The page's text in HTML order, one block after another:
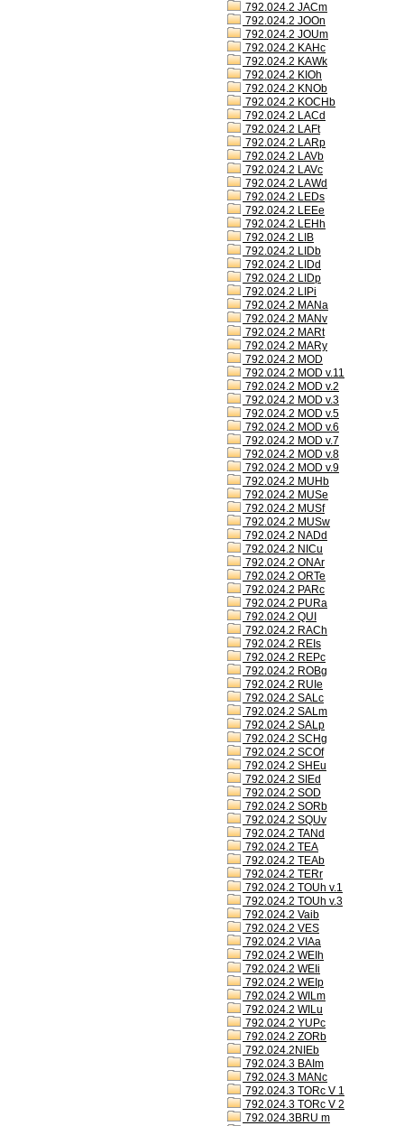
792.024.2 JACm
792.024.2 JOOn
792.024.2 JOUm
792.024.2 KAHc
792.024.2 KAWk
792.024.2 KIOh
792.024.2 KNOb
792.024.2 KOCHb
792.024.2 LACd
792.024.2 LAFt
792.024.2 LARp
792.024.2 LAVb
792.024.2 LAVc
792.024.2 LAWd
792.024.2 LEDs
792.024.2 LEEe
792.024.2 LEHh
792.024.2 LIB
792.024.2 LIDb
792.024.2 LIDd
792.024.2 LIDp
792.024.2 LIPi
792.024.2 MANa
792.024.2 MANv
792.024.2 MARt
792.024.2 MARy
792.024.2 MOD
792.024.2 MOD v.11
792.024.2 MOD v.2
792.024.2 MOD v.3
792.024.2 MOD v.5
792.024.2 MOD v.6
792.024.2 MOD v.7
792.024.2 MOD v.8
792.024.2 MOD v.9
792.024.2 MUHb
792.024.2 MUSe
792.024.2 MUSf
792.024.2 MUSw
792.024.2 NADd
792.024.2 NICu
792.024.2 ONAr
792.024.2 ORTe
792.024.2 PARc
792.024.2 PURa
792.024.2 QUI
792.024.2 RACh
792.024.2 REIs
792.024.2 REPc
792.024.2 ROBg
792.024.2 RUIe
792.024.2 SALc
792.024.2 SALm
792.024.2 SALp
792.024.2 SCHg
792.024.2 SCOf
792.024.2 SHEu
792.024.2 SIEd
792.024.2 SOD
792.024.2 SORb
792.024.2 SQUv
792.024.2 TANd
792.024.2 TEA
792.024.2 TEAb
792.024.2 TERr
792.024.2 TOUh v.1
792.024.2 TOUh v.3
792.024.2 Vaib
792.024.2 VES
792.024.2 VIAa
792.024.2 WEIh
792.024.2 WEIi
792.024.2 WEIp
792.024.2 WILm
792.024.2 WILu
792.024.2 YUPc
792.024.2 ZORb
792.024.2NIEb
792.024.3 BAIm
792.024.3 MANc
792.024.3 TORc V 1
792.024.3 TORc V 2
792.024.3BRU m